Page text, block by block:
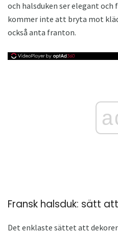
och halsduken ser elegant och
kommer inte att bryta mot
också anta franton.
Fransk halsduk: sätt
Det enklaste sättet att